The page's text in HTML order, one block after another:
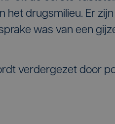
het drugsmilieu. Er
was van een
verdergezet door